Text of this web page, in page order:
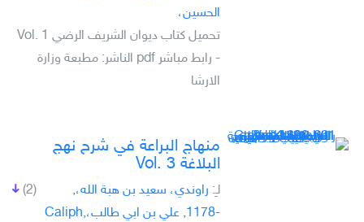
الحسين،
تحميل كتاب ديوان الشريف الرضي Vol. 1
- رابط مباشر pdf الناشر: مطبعة وزارة
الارشا
منهاج البراعة في شرح نهج
البلاغة Vol. 3
(2) لـِ: راوندي، سعيد بن هبة الله،,
-1178, علي بن ابي طالب،Caliph,